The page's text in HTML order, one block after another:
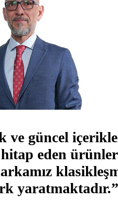
ve güncel
eden
yaratmaktadır.”